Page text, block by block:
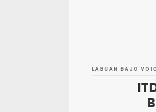
LABUAN BAJO